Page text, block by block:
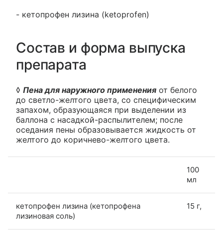
- кетопрофен лизина (ketoprofen)
Состав и форма выпуска
препарата
◊ Пена для наружного применения от белого
до светло-желтого цвета, со специфическим
запахом, образующаяся при выделении из
баллона с насадкой-распылителем; после
оседания пены образовывается жидкость от
желтого до коричнево-желтого цвета.
100
мл
кетопрофен лизина (кетопрофена
лизиновая соль)
15 г,